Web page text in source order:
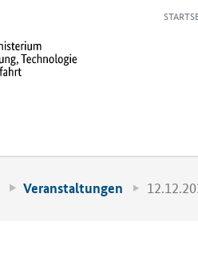
Veranstaltungen